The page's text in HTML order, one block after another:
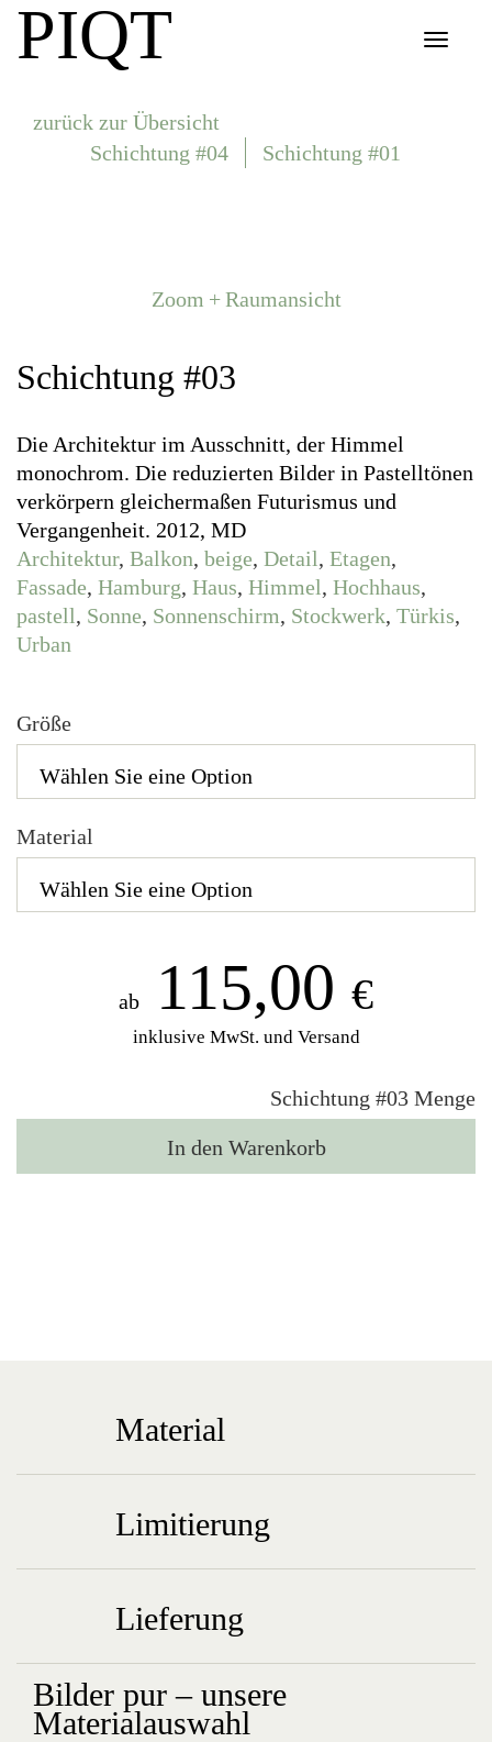
Toggle
PIQT
zurück zur Übersicht
Schichtung #04
Schichtung #01
Zoom + Raumansicht
Schichtung #03
Die Architektur im Ausschnitt, der Himmel
monochrom. Die reduzierten Bilder in Pastelltönen
verkörpern gleichermaßen Futurismus und
Vergangenheit. 2012, MD
Architektur, Balkon, beige, Detail, Etagen,
Fassade, Hamburg, Haus, Himmel, Hochhaus,
pastell, Sonne, Sonnenschirm, Stockwerk, Türkis,
Urban
Größe
Material
ab 115,00 €
inklusive MwSt. und Versand
Schichtung #03 Menge
In den Warenkorb
Material
Limitierung
Lieferung
Bilder pur – unsere
Materialauswahl